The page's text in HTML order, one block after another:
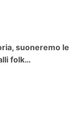
suoneremo le
folk…